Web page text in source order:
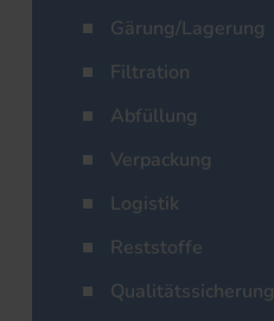
Gärung/Lagerung
Filtration
Abfüllung
Verpackung
Logistik
Reststoffe
Qualitätssicherung